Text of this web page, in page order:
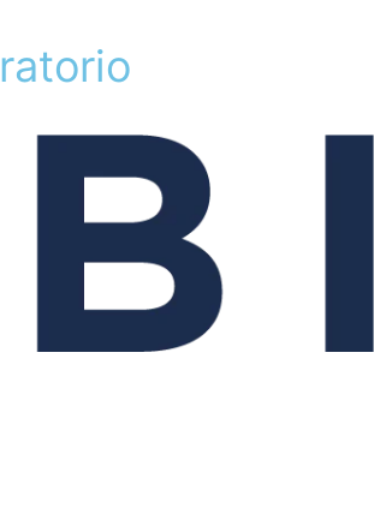
ratorio